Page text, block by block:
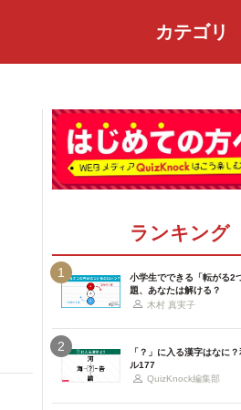
カテゴリ
ランキング
1
小学生でできる「転がる2
題、あなたは解ける？
木村 真実子
2
「？」に入る漢字はなに
ル177
QuizKnock編集部